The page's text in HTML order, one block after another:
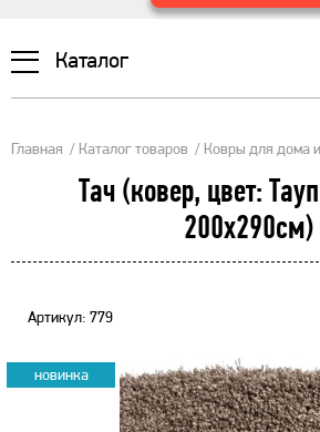
Каталог
Главная Каталог товаров Ковры для дома
Тач (ковер, цвет:
200х290см)
Артикул: 779
новинка